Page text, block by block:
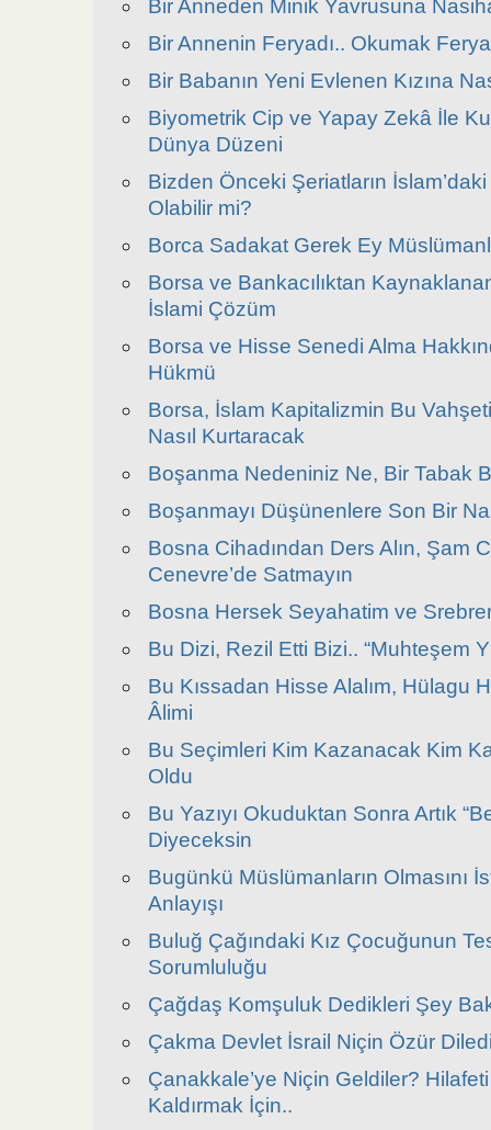
Bir Anneden Minik Yavrusuna
Bir Annenin Feryadı.. Okumak
Bir Babanın Yeni Evlenen Kızına
Biyometrik Cip ve Yapay Zekâ İle
Dünya Düzeni
Bizden Önceki Şeriatların
Olabilir mi?
Borca Sadakat Gerek Ey
Borsa ve Bankacılıktan
İslami Çözüm
Borsa ve Hisse Senedi Alma
Hükmü
Borsa, İslam Kapitalizmin Bu
Nasıl Kurtaracak
Boşanma Nedeniniz Ne, Bir Tabak
Boşanmayı Düşünenlere Son Bir
Bosna Cihadından Ders Alın, Şam
Cenevre’de Satmayın
Bosna Hersek Seyahatim ve
Bu Dizi, Rezil Etti Bizi.. “Muhteşem
Bu Kıssadan Hisse Alalım, Hülagu
Âlimi
Bu Seçimleri Kim Kazanacak Kim
Oldu
Bu Yazıyı Okuduktan Sonra Artık
Diyeceksin
Bugünkü Müslümanların Olmasını
Anlayışı
Buluğ Çağındaki Kız Çocuğunun
Sorumluluğu
Çağdaş Komşuluk Dedikleri Şey
Çakma Devlet İsrail Niçin Özür
Çanakkale’ye Niçin Geldiler?
Kaldırmak İçin..